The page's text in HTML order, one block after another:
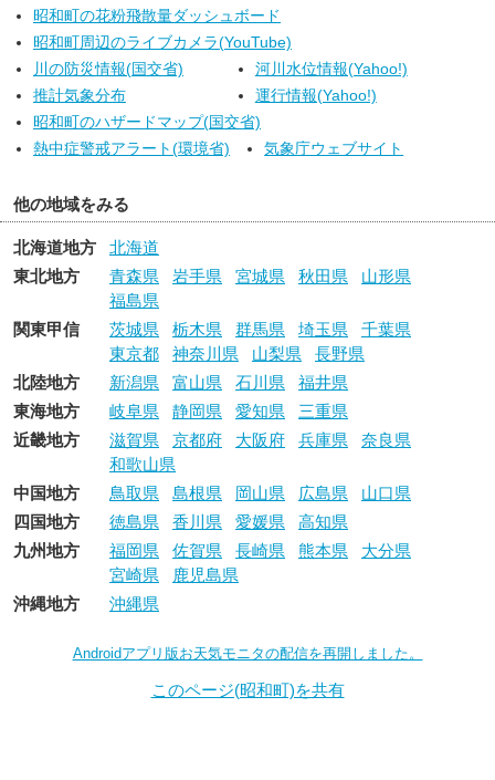
昭和町の花粉飛散量ダッシュボード
昭和町周辺のライブカメラ(YouTube)
川の防災情報(国交省)
河川水位情報(Yahoo!)
推計気象分布
運行情報(Yahoo!)
昭和町のハザードマップ(国交省)
熱中症警戒アラート(環境省)
気象庁ウェブサイト
他の地域をみる
北海道地方
北海道
東北地方
青森県 岩手県 宮城県 秋田県
山形県
福島県
関東甲信
茨城県 栃木県 群馬県 埼玉県
千葉県
東京都
神奈川県 山梨県
長野県
北陸地方
新潟県 富山県 石川県
福井県
東海地方
岐阜県 静岡県 愛知県
三重県
近畿地方
滋賀県 京都府 大阪府 兵庫県
奈良県
和歌山県
中国地方
鳥取県 島根県 岡山県 広島県
山口県
四国地方
徳島県 香川県 愛媛県
高知県
九州地方
福岡県 佐賀県 長崎県 熊本県
大分県
宮崎県
鹿児島県
沖縄地方
沖縄県
Androidアプリ版お天気モニタの配信を再開しました。
このページ(昭和町)を共有